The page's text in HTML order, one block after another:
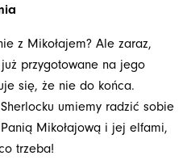
z Mikołajem? Ale zaraz,
już przygotowane na jego
się, że nie do końca.
umiemy radzić sobie
Mikołajową i jej elfami,
trzeba!